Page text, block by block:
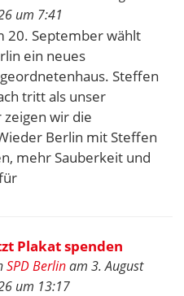
um 7:41
20. September wählt
ein neues
Steffen
tritt als unser
zeigen wir die
Berlin mit Steffen
mehr Sauberkeit und
Plakat spenden
SPD Berlinam 3. August
um 13:17